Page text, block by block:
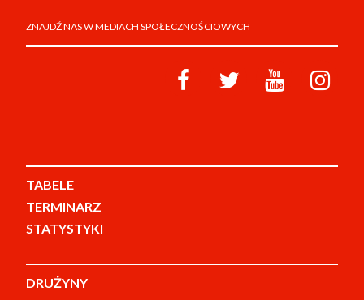
ZNAJDŹ NAS W MEDIACH SPOŁECZNOŚCIOWYCH
TABELE
TERMINARZ
STATYSTYKI
DRUŻYNY